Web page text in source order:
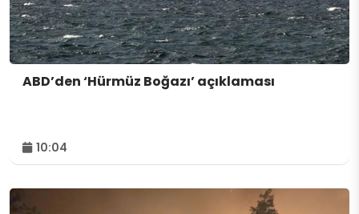
ABD’den ‘Hürmüz Boğazı’ açıklaması
10:04